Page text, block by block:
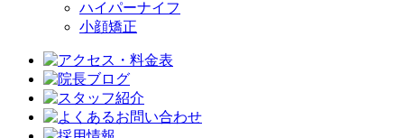
ハイパーナイフ
小顔矯正